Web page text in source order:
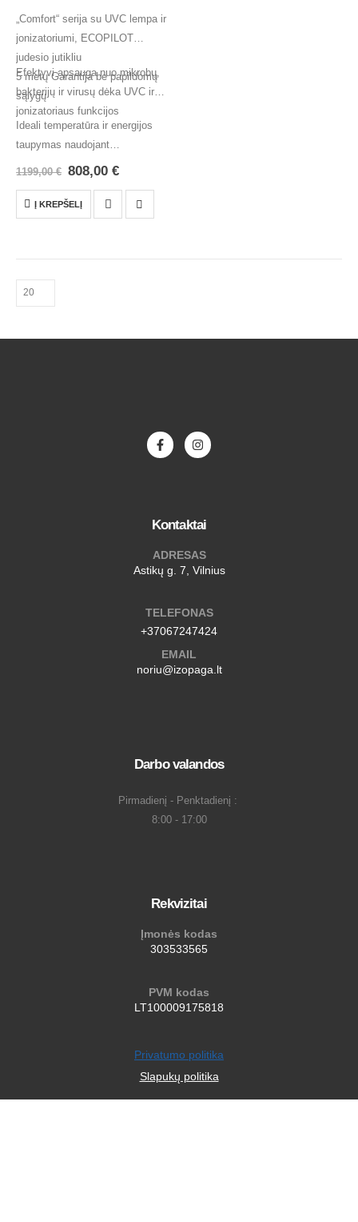
„Comfort“ serija su UVC lempa ir
jonizatoriumi, ECOPILOT
judesio jutikliu
5 metų Garantija be papildomų
sąlygų
Efektyvi apsauga nuo mikrobų,
bakterijų ir virusų dėka UVC ir
jonizatoriaus funkcijos
Ideali temperatūra ir energijos
taupymas naudojant…
1199,00€ 808,00 €
Į KREPŠELĮ
Kontaktai
ADRESAS
Astikų g. 7, Vilnius
TELEFONAS
+37067247424
EMAIL
noriu@izopaga.lt
Darbo valandos
Pirmadienį - Penktadienį :
8:00 - 17:00
Rekvizitai
Įmonės kodas
303533565
PVM kodas
LT100009175818
Privatumo politika
Slapukų politika